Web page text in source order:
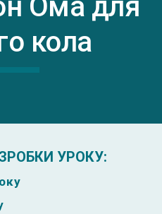
Ома для
кола
УРОКУ: